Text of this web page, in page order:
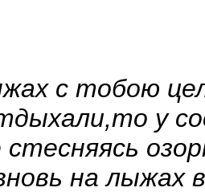
с тобою
у
на лыжах